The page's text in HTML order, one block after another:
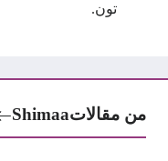
تون.
من مقالاتShimaa